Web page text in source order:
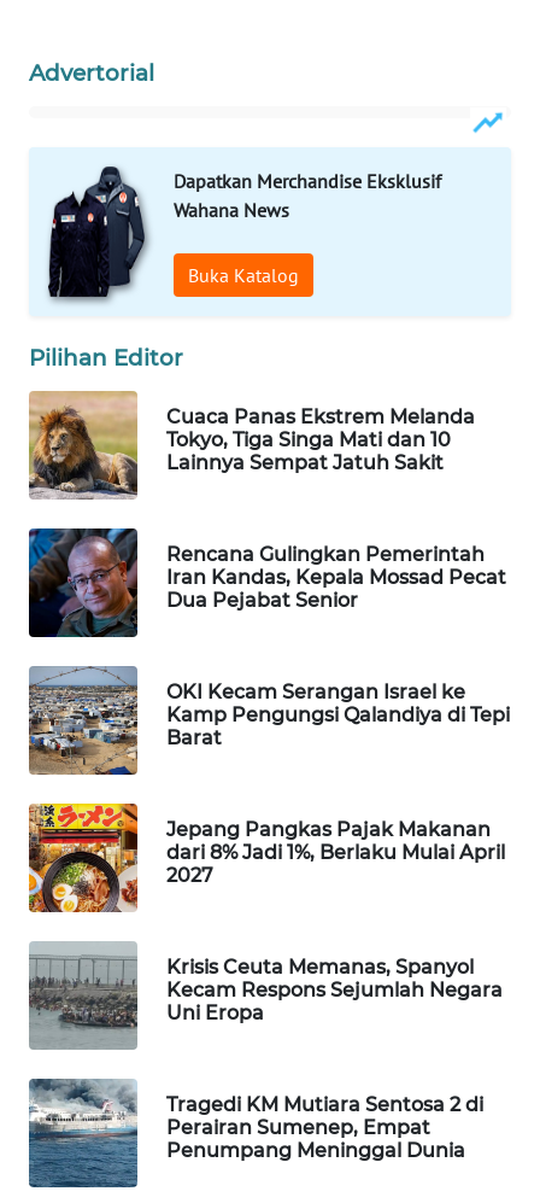
Advertorial
Dapatkan Merchandise Eksklusif
Wahana News
Buka Katalog
Pilihan Editor
Cuaca Panas Ekstrem Melanda
Tokyo, Tiga Singa Mati dan 10
Lainnya Sempat Jatuh Sakit
Rencana Gulingkan Pemerintah
Iran Kandas, Kepala Mossad Pecat
Dua Pejabat Senior
OKI Kecam Serangan Israel ke
Kamp Pengungsi Qalandiya di Tepi
Barat
Jepang Pangkas Pajak Makanan
dari 8% Jadi 1%, Berlaku Mulai April
2027
Krisis Ceuta Memanas, Spanyol
Kecam Respons Sejumlah Negara
Uni Eropa
Tragedi KM Mutiara Sentosa 2 di
Perairan Sumenep, Empat
Penumpang Meninggal Dunia
LISTRIK
WAHANA
TRAVEL
WAHANA
TV
WAHANANEWS
ID
WAHANANEWS
CO ID
WAHANANEWS
NET
SPORT
WAHANA
UMKM
WAHANA
SELEB
PERSONA
WAHANA
OTOMOTIF
WAHANA
HEALTH
WAHANA